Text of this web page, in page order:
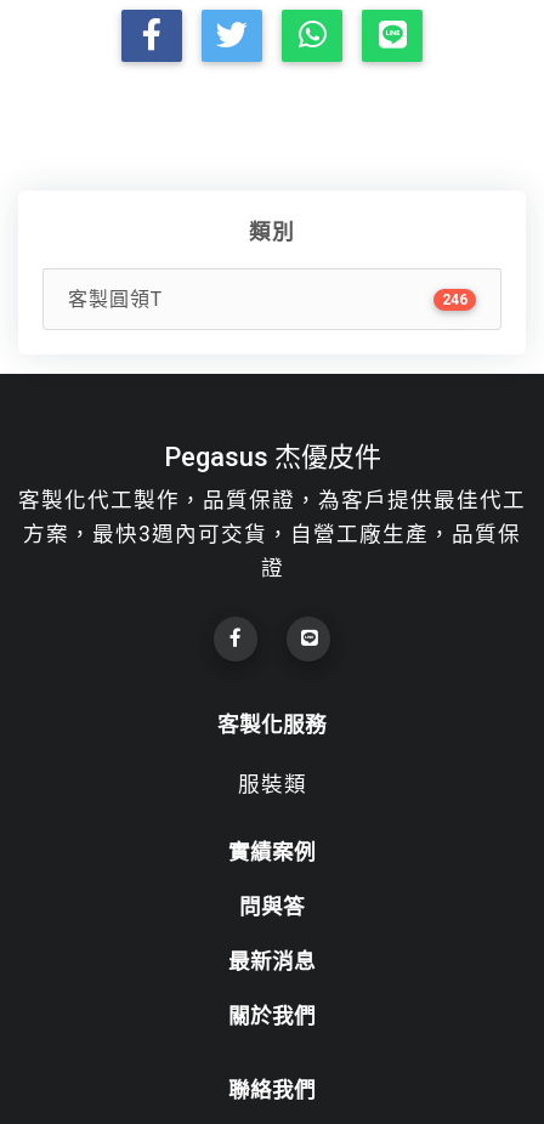
類別
客製圓領T 246
Pegasus 杰優皮件
客製化代工製作，品質保證，為客戶提供最佳代工
方案，最快3週內可交貨，自營工廠生產，品質保
證
客製化服務
服裝類
實績案例
問與答
最新消息
關於我們
聯絡我們